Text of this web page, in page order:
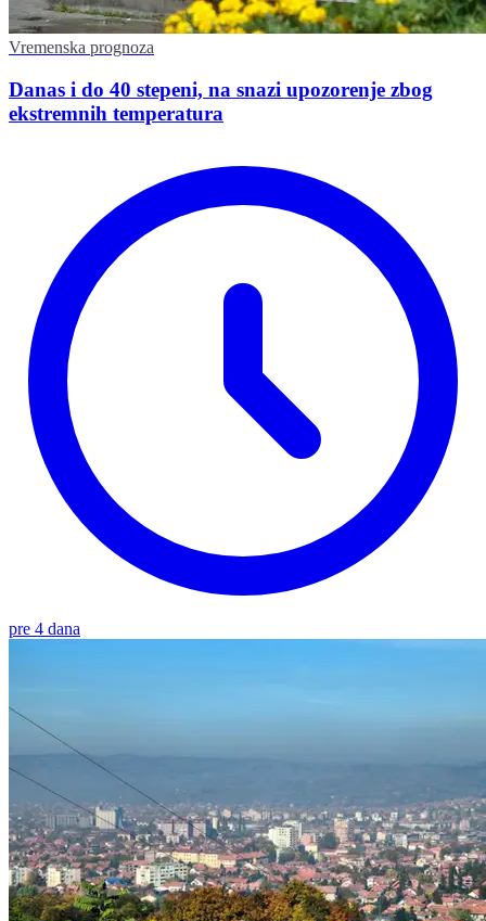
Vremenska prognoza
Danas i do 40 stepeni, na snazi upozorenje zbog
ekstremnih temperatura
pre 4 dana